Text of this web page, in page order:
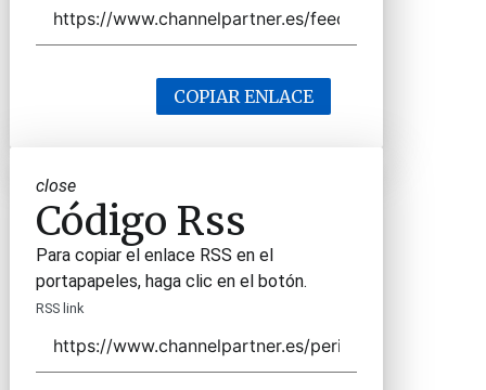
COPIAR ENLACE
close
Código Rss
Para copiar el enlace RSS en el
portapapeles, haga clic en el botón.
RSS link